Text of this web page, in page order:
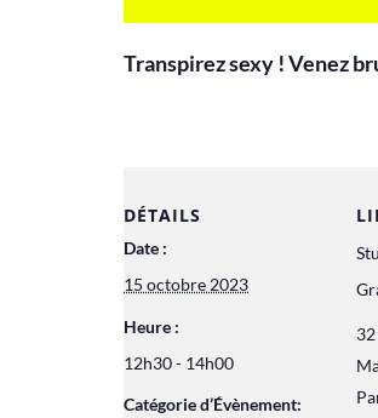
Transpirez sexy ! Venez
DÉTAILS
Date :
15 octobre 2023
Heure :
12h30 - 14h00
Catégorie d’Évènement: